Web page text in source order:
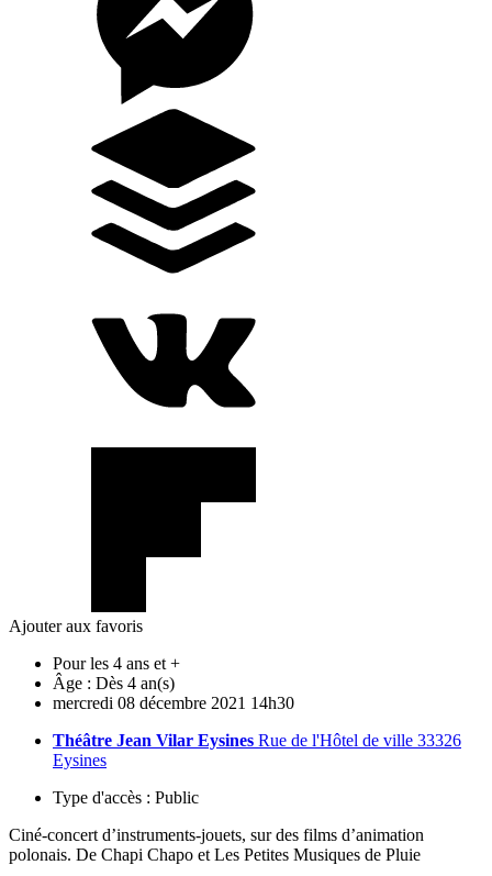
Ajouter aux favoris
Pour les 4 ans et +
Âge : Dès 4 an(s)
mercredi 08 décembre 2021 14h30
Théâtre Jean Vilar Eysines Rue de l'Hôtel de ville 33326
Eysines
Type d'accès : Public
Ciné-concert d’instruments-jouets, sur des films d’animation
polonais. De Chapi Chapo et Les Petites Musiques de Pluie